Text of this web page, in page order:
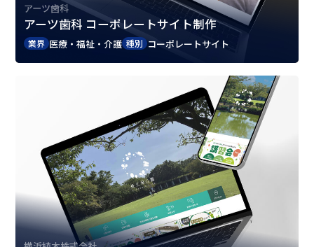
アーツ歯科
アーツ歯科 コーポレートサイト制作
業界 医療・福祉・介護 種別 コーポレートサイト